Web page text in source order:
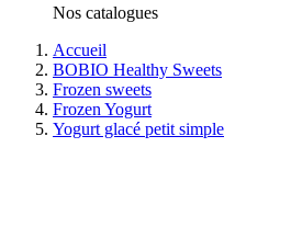
Nos catalogues
Accueil
BOBIO Healthy Sweets
Frozen sweets
Frozen Yogurt
Yogurt glacé petit simple